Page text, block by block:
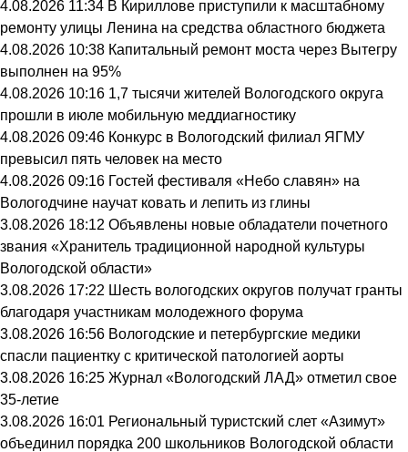
4.08.2026 11:34 В Кириллове приступили к масштабному
ремонту улицы Ленина на средства областного бюджета
4.08.2026 10:38 Капитальный ремонт моста через Вытегру
выполнен на 95%
4.08.2026 10:16 1,7 тысячи жителей Вологодского округа
прошли в июле мобильную меддиагностику
4.08.2026 09:46 Конкурс в Вологодский филиал ЯГМУ
превысил пять человек на место
4.08.2026 09:16 Гостей фестиваля «Небо славян» на
Вологодчине научат ковать и лепить из глины
3.08.2026 18:12 Объявлены новые обладатели почетного
звания «Хранитель традиционной народной культуры
Вологодской области»
3.08.2026 17:22 Шесть вологодских округов получат гранты
благодаря участникам молодежного форума
3.08.2026 16:56 Вологодские и петербургские медики
спасли пациентку с критической патологией аорты
3.08.2026 16:25 Журнал «Вологодский ЛАД» отметил свое
35-летие
3.08.2026 16:01 Региональный туристский слет «Азимут»
объединил порядка 200 школьников Вологодской области